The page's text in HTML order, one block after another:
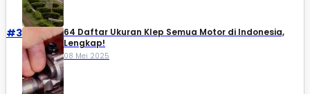
#3
64 Daftar Ukuran Klep Semua Motor di Indonesia,
Lengkap!
08 Mei 2025